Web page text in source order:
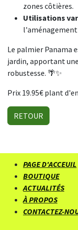
zones côtières.
Utilisations
Le palmier Panama
jardin, apportant
robustesse. 🌴✨
Prix 19.95€ plant
RETOUR
PAGE D'ACCEUIL
BOUTIQUE
ACTUALITÉS
À PROPOS
CONTACTEZ-